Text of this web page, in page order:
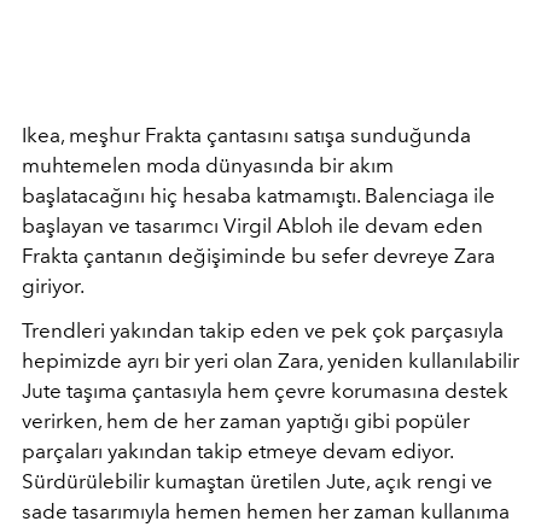
Ikea, meşhur Frakta çantasını satışa sunduğunda
muhtemelen moda dünyasında bir akım
başlatacağını hiç hesaba katmamıştı. Balenciaga ile
başlayan ve tasarımcı Virgil Abloh ile devam eden
Frakta çantanın değişiminde bu sefer devreye Zara
giriyor.
Trendleri yakından takip eden ve pek çok parçasıyla
hepimizde ayrı bir yeri olan Zara, yeniden kullanılabilir
Jute taşıma çantasıyla hem çevre korumasına destek
verirken, hem de her zaman yaptığı gibi popüler
parçaları yakından takip etmeye devam ediyor.
Sürdürülebilir kumaştan üretilen Jute, açık rengi ve
sade tasarımıyla hemen hemen her zaman kullanıma